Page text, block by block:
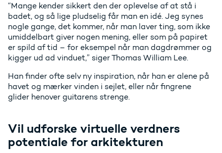
“Mange kender sikkert den der oplevelse af at stå i
badet, og så lige pludselig får man en idé. Jeg synes
nogle gange, det kommer, når man laver ting, som ikke
umiddelbart giver nogen mening, eller som på papiret
er spild af tid – for eksempel når man dagdrømmer og
kigger ud ad vinduet,” siger Thomas William Lee.
Han finder ofte selv ny inspiration, når han er alene på
havet og mærker vinden i sejlet, eller når fingrene
glider henover guitarens strenge.
Vil udforske virtuelle verdners
potentiale for arkitekturen